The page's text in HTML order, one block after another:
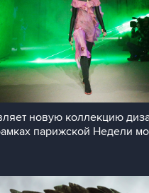
новую коллекцию
парижской Недели